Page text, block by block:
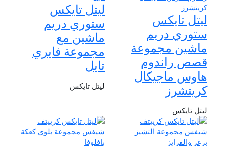
ليتل تايكس
ستوري دريم
ماشين مجموعة
قصص راندوم
هاوس ماجيكال
كريتشرز
ليتل تايكس
ليتل تايكس
ستوري دريم
ماشين مع
مجموعة فايري
تايل
ليتل تايكس